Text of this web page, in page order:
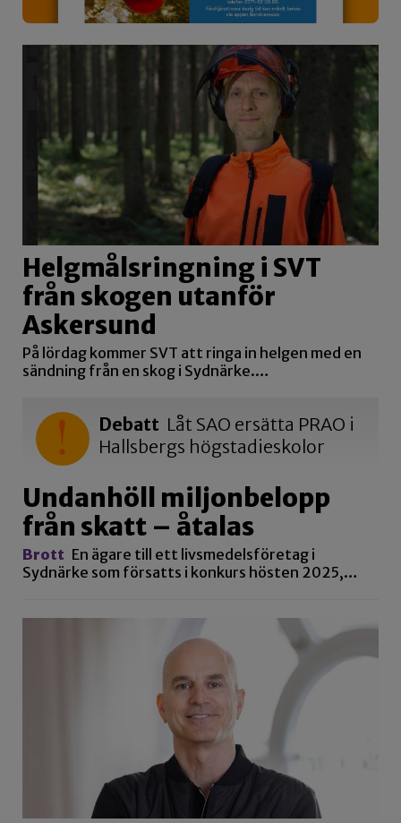
Helgmålsringning i SVT
från skogen utanför
Askersund
På lördag kommer SVT att ringa in helgen med en
sändning från en skog i Sydnärke.…
Debatt Låt SAO ersätta PRAO i
Hallsbergs högstadieskolor
Undanhöll miljonbelopp
från skatt – åtalas
Brott En ägare till ett livsmedelsföretag i
Sydnärke som försatts i konkurs hösten 2025,…